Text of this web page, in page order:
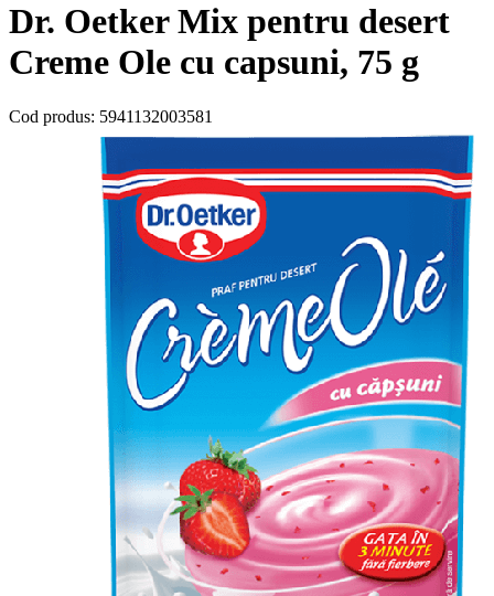
Dr. Oetker Mix pentru desert
Creme Ole cu capsuni, 75 g
Cod produs: 5941132003581